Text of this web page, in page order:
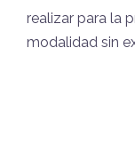
realizar para la
modalidad sin